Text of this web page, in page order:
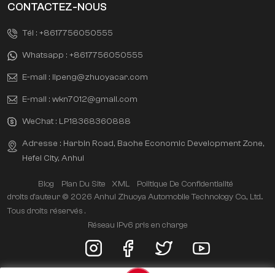
CONTACTEZ-NOUS
Tél : +8617756050555
Whatsapp : +8617756050555
E-mail : lipeng@zhuoyacar.com
E-mail : wkn7012@gmail.com
WeChat : LP18368360888
Adresse : Harbin Road, Baohe Economic Development Zone,
Hefei City, Anhui
Blog Plan Du Site XML
Politique De Confidentialité
droits d'auteur © 2026 Anhui Zhuoya Automobile Technology Co., Ltd..
Tous droits réservés .
Réseau IPv6 pris en charge